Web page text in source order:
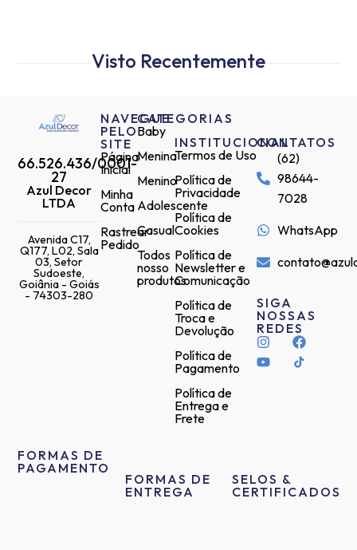
Visto Recentemente
66.526.436/0001-
27
Azul Decor
LTDA
Avenida C17,
Q177, L02, Sala
03, Setor
Sudoeste,
Goiânia - Goiás
- 74303-280
NAVEGUE
PELO
SITE
Página
Inicial
Minha
Conta
Rastrear
Pedido
CATEGORIAS
Baby
Menina
Menino
Adolescente
Casual
Todos
nosso
produtos
INSTITUCIONAL
Termos de Uso
Política de
Privacidade
Política de
Cookies
Política de
Newsletter e
Comunicação
Política de
Troca e
Devolução
Política de
Pagamento
Política de
Entrega e
Frete
CONTATOS
(62)
98644-
7028
WhatsApp
SIGA
NOSSAS
REDES
FORMAS DE
PAGAMENTO
FORMAS DE
ENTREGA
SELOS &
CERTIFICADOS